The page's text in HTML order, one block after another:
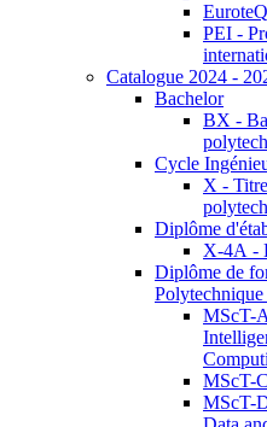
PEI -
Catalogue 2024 -
Bachelor
BX -
Cycle
X -
Diplôme
X-4A -
Diplôme de
MScT-
MScT-
MScT-